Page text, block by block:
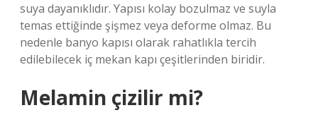
suya dayanıklıdır. Yapısı kolay bozulmaz ve suyla
temas ettiğinde şişmez veya deforme olmaz. Bu
nedenle banyo kapısı olarak rahatlıkla tercih
edilebilecek iç mekan kapı çeşitlerinden biridir.
Melamin çizilir mi?